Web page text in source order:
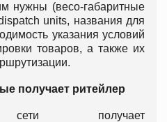
нужны (весо-габаритные
units, названия для
указания условий
товаров, а также их
получает ритейлер
сети получает